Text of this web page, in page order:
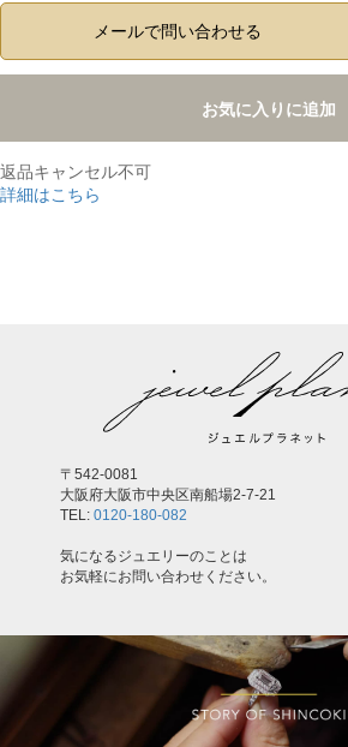
メールで問い合わせる
お気に入りに追加
返品キャンセル不可
詳細はこちら
〒542-0081
大阪府大阪市中央区南船場2-7-21
TEL: 0120-180-082
気になるジュエリーのことは
お気軽にお問い合わせください。